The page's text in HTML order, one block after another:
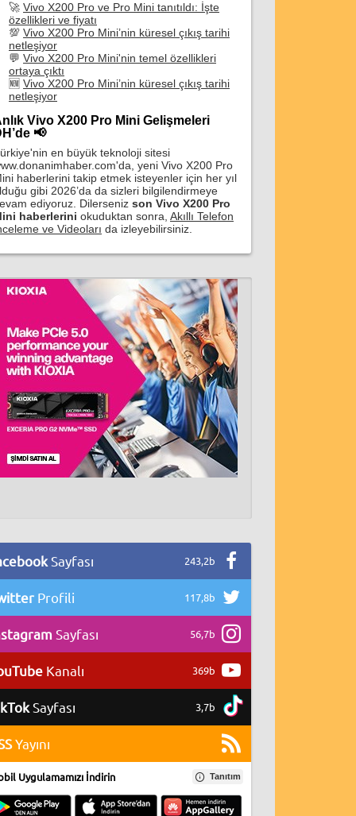
🚀 Vivo X200 Pro ve Pro Mini tanıtıldı: İşte
özellikleri ve fiyatı
💯 Vivo X200 Pro Mini’nin küresel çıkış tarihi
netleşiyor
💬 Vivo X200 Pro Mini'nin temel özellikleri
ortaya çıktı
🆕 Vivo X200 Pro Mini’nin küresel çıkış tarihi
netleşiyor
Vivo X200 Pro Mini Gelişmeleri
📢
en büyük teknoloji sitesi
yeni Vivo X200 Pro
haberlerini takip etmek isteyenler için her yıl
gibi 2026’da da sizleri bilgilendirmeye
ediyoruz. Dilerseniz son Vivo X200 Pro
haberlerini okuduktan sonra, Akıllı Telefon
ve Videoları da izleyebilirsiniz.
Sayfası 243,2b
Profili 117,8b
Sayfası 56,7b
Kanalı 369b
Sayfası 3,7b
Yayını
Uygulamamızı İndirin Tanıtım